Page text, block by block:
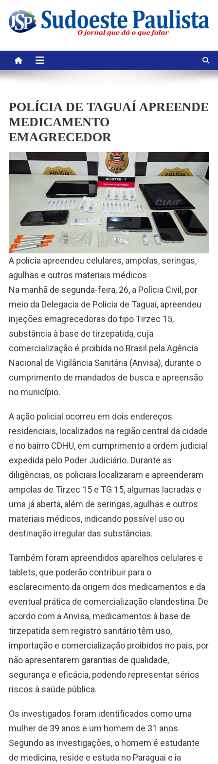
content
POLÍCIA DE TAGUAÍ APREENDE
MEDICAMENTO
EMAGRECEDOR
A polícia apreendeu celulares, ampolas, seringas,
agulhas e outros materiais médicos
Na manhã de segunda-feira, 26, a Polícia Civil, por
meio da Delegacia de Polícia de Taguaí, apreendeu
injeções emagrecedoras do tipo Tirzec 15,
substância à base de tirzepatida, cuja
comercialização é proibida no Brasil pela Agência
Nacional de Vigilância Sanitária (Anvisa), durante o
cumprimento de mandados de busca e apreensão
no município.
A ação policial ocorreu em dois endereços
residenciais, localizados na região central da cidade
e no bairro CDHU, em cumprimento a ordem judicial
expedida pelo Poder Judiciário. Durante as
diligências, os policiais localizaram e apreenderam
ampolas de Tirzec 15 e TG 15, algumas lacradas e
uma já aberta, além de seringas, agulhas e outros
materiais médicos, indicando possível uso ou
destinação irregular das substâncias.
Também foram apreendidos aparelhos celulares e
tablets, que poderão contribuir para o
esclarecimento da origem dos medicamentos e da
eventual prática de comercialização clandestina. De
acordo com a Anvisa, medicamentos à base de
tirzepatida sem registro sanitário têm uso,
importação e comercialização proibidos no país, por
não apresentarem garantias de qualidade,
segurança e eficácia, podendo representar sérios
riscos à saúde pública.
Os investigados foram identificados como uma
mulher de 39 anos e um homem de 31 anos.
Segundo as investigações, o homem é estudante
de medicina, reside e estuda no Paraguai e ia